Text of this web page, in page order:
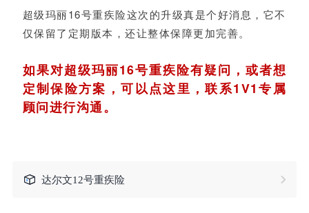
超级玛丽16号重疾险这次的升级真是个好消息，它不
仅保留了定期版本，还让整体保障更加完善。
如果对超级玛丽16号重疾险有疑问，或者想
定制保险方案，可以点这里，联系1V1专属
顾问进行沟通。
达尔文12号重疾险